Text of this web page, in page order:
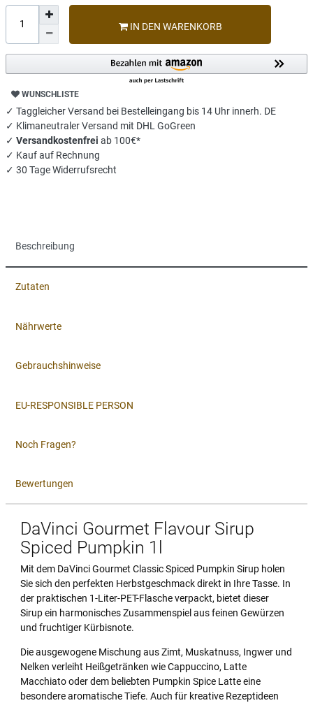
IN DEN WARENKORB
WUNSCHLISTE
✓ Taggleicher Versand bei Bestelleingang bis 14 Uhr innerh. DE
✓ Klimaneutraler Versand mit DHL GoGreen
✓ Versandkostenfrei ab 100€*
✓ Kauf auf Rechnung
✓ 30 Tage Widerrufsrecht
Beschreibung
Zutaten
Nährwerte
Gebrauchshinweise
EU-RESPONSIBLE PERSON
Noch Fragen?
Bewertungen
DaVinci Gourmet Flavour Sirup
Spiced Pumpkin 1l
Mit dem DaVinci Gourmet Classic Spiced Pumpkin Sirup holen
Sie sich den perfekten Herbstgeschmack direkt in Ihre Tasse. In
der praktischen 1-Liter-PET-Flasche verpackt, bietet dieser
Sirup ein harmonisches Zusammenspiel aus feinen Gewürzen
und fruchtiger Kürbisnote.
Die ausgewogene Mischung aus Zimt, Muskatnuss, Ingwer und
Nelken verleiht Heißgetränken wie Cappuccino, Latte
Macchiato oder dem beliebten Pumpkin Spice Latte eine
besondere aromatische Tiefe. Auch für kreative Rezeptideen